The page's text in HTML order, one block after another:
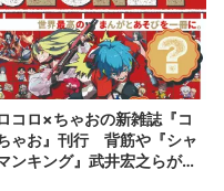
コロ×ちゃおの新雑誌『コ
ゃお』刊行 背筋や『シャ
ンキング』武井宏之らが参